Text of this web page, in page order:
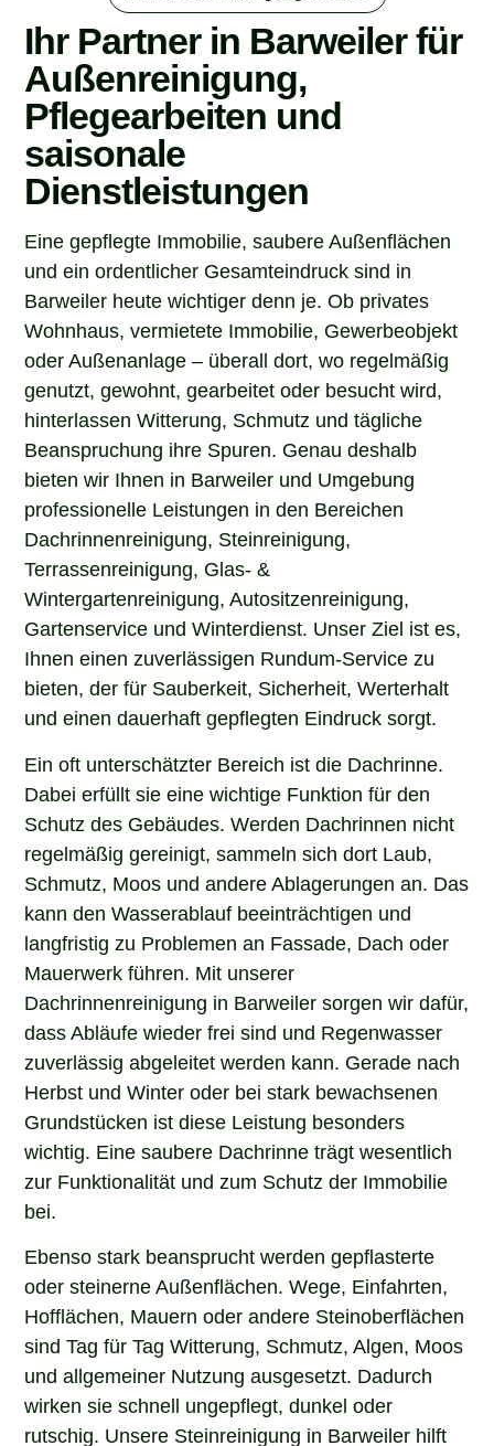
Ihr Partner in Barweiler für
Außenreinigung,
Pflegearbeiten und
saisonale
Dienstleistungen
Eine gepflegte Immobilie, saubere Außenflächen
und ein ordentlicher Gesamteindruck sind in
Barweiler heute wichtiger denn je. Ob privates
Wohnhaus, vermietete Immobilie, Gewerbeobjekt
oder Außenanlage – überall dort, wo regelmäßig
genutzt, gewohnt, gearbeitet oder besucht wird,
hinterlassen Witterung, Schmutz und tägliche
Beanspruchung ihre Spuren. Genau deshalb
bieten wir Ihnen in Barweiler und Umgebung
professionelle Leistungen in den Bereichen
Dachrinnenreinigung, Steinreinigung,
Terrassenreinigung, Glas- &
Wintergartenreinigung, Autositzenreinigung,
Gartenservice und Winterdienst. Unser Ziel ist es,
Ihnen einen zuverlässigen Rundum-Service zu
bieten, der für Sauberkeit, Sicherheit, Werterhalt
und einen dauerhaft gepflegten Eindruck sorgt.
Ein oft unterschätzter Bereich ist die Dachrinne.
Dabei erfüllt sie eine wichtige Funktion für den
Schutz des Gebäudes. Werden Dachrinnen nicht
regelmäßig gereinigt, sammeln sich dort Laub,
Schmutz, Moos und andere Ablagerungen an. Das
kann den Wasserablauf beeinträchtigen und
langfristig zu Problemen an Fassade, Dach oder
Mauerwerk führen. Mit unserer
Dachrinnenreinigung in Barweiler sorgen wir dafür,
dass Abläufe wieder frei sind und Regenwasser
zuverlässig abgeleitet werden kann. Gerade nach
Herbst und Winter oder bei stark bewachsenen
Grundstücken ist diese Leistung besonders
wichtig. Eine saubere Dachrinne trägt wesentlich
zur Funktionalität und zum Schutz der Immobilie
bei.
Ebenso stark beansprucht werden gepflasterte
oder steinerne Außenflächen. Wege, Einfahrten,
Hofflächen, Mauern oder andere Steinoberflächen
sind Tag für Tag Witterung, Schmutz, Algen, Moos
und allgemeiner Nutzung ausgesetzt. Dadurch
wirken sie schnell ungepflegt, dunkel oder
rutschig. Unsere Steinreinigung in Barweiler hilft